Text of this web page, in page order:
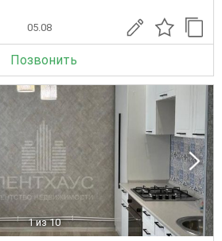
05.08
Позвонить
1 из 10